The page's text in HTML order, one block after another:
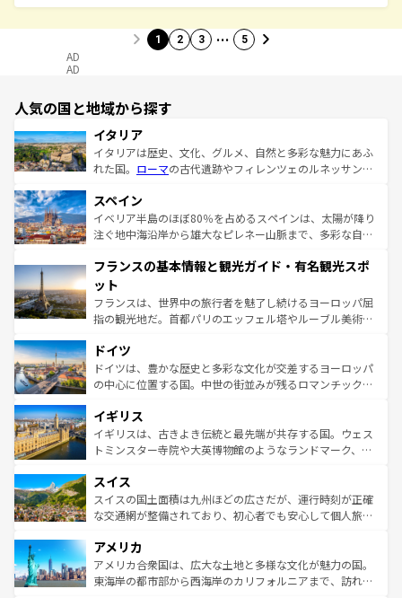
1 2 3 … 5
AD
AD
人気の国と地域から探す
イタリア
イタリアは歴史、文化、グルメ、自然と多彩な魅力にあふ
れた国。 ローマの古代遺跡やフィレンツェのルネッサンス
ろん、トスカーナの美しい田園風景やアマルフィ海岸の絶
景など、自然景観も見逃せない。観光の合間には、本場の
ピザやパスタなど、絶品のイタリア料理を堪能することも
ませてくれるイタリアで、忘れられない旅をしてみよう！
なお、新着のイタリア情報は
しい。
スペイン
イベリア半島のほぼ80％を占めるスペインは、太陽が降り
注ぐ地中海沿岸から雄大なピレネー山脈まで、多彩な自然
文化が根付くこの国では、情熱的なフラメンコ、熱気あふ
れる闘牛、そして美味しいタパスが生活の一部となってい
る。首都マドリードの洗練された雰囲気や、バルセロナの
アートに溢れた街角から、地方では古代ローマ遺跡や中世
せる。地方によって風土や気候が異なるスペインはその個
性で訪れる人を魅了する。 なお、新着のスペイン情報は コ
ンテンツ一覧を参照してほしい。
フランスの基本情報と観光ガイド・有名観光スポ
ット
フランスは、世界中の旅行者を魅了し続けるヨーロッパ屈
指の観光地だ。首都パリのエッフェル塔やルーブル美術館
で、幅広い魅力が詰まっている。華麗な宮殿、歴史的な大
聖堂、美しいビーチ、そして豊かな自然が、訪れる者を心
から魅了する。また、フランスは美食の国としても知ら
いる。シャンパンの発祥地であるランス、プロヴァンスの
香り高いラベンダー畑など、多彩な楽しみ方が可能だ。さ
らに、パリ以外の地域にも魅力が溢れており、どの街角に
れる地方に足を運ぶとそれぞれで全く異なる文化を体験で
きるだろう。 なお、新着のフランス情報はコンテンツ一覧
を参照してほしい。
ドイツ
ドイツは、豊かな歴史と多彩な文化が交差するヨーロッパ
の中心に位置する国。中世の街並みが残るロマンチック街
顔を持つこの国は、どこを歩いても飽きることがない。ベ
ルリンの文化的活気、バイエルン州のアルプスの絶景、そ
してライン川沿いのワイン畑といった風景は必見。ビール
は、お酒好きな人にはぜひ体験してほしい。 なお、新着の
ドイツ情報はコンテンツ一覧を参照してほしい。
イギリス
イギリスは、古きよき伝統と最先端が共存する国。ウェス
トミンスター寺院や大英博物館のようなランドマーク、歴
リアごとに異なる魅力がある。また、優雅なアフタヌーン
ティー、ビール好きにはたまらない英国パブ、サッカー観
戦など、本場だからこそできる体験も豊富。イギリスを旅
ンツ一覧を参照してほしい。
スイス
スイスの国土面積は九州ほどの広さだが、運行時刻が正確
な交通網が整備されており、初心者でも安心して個人旅行
の建物がそのまま残る町や、スイスならではのユニークな
博物館もあり、アルプス観光だけでなく町歩きも満喫する
ことができる。国民の所得が高いため物価も高いが、旅行
アメリカ
アメリカ合衆国は、広大な土地と多様な文化が魅力の国。
東海岸の都市部から西海岸のカリフォルニアまで、訪れる